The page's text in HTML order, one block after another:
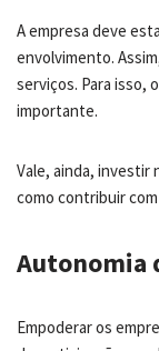
A empresa deve
envolvimento.
serviços. Para isso,
importante.
Vale, ainda, investir
como contribuir
Autonomia
Empoderar os